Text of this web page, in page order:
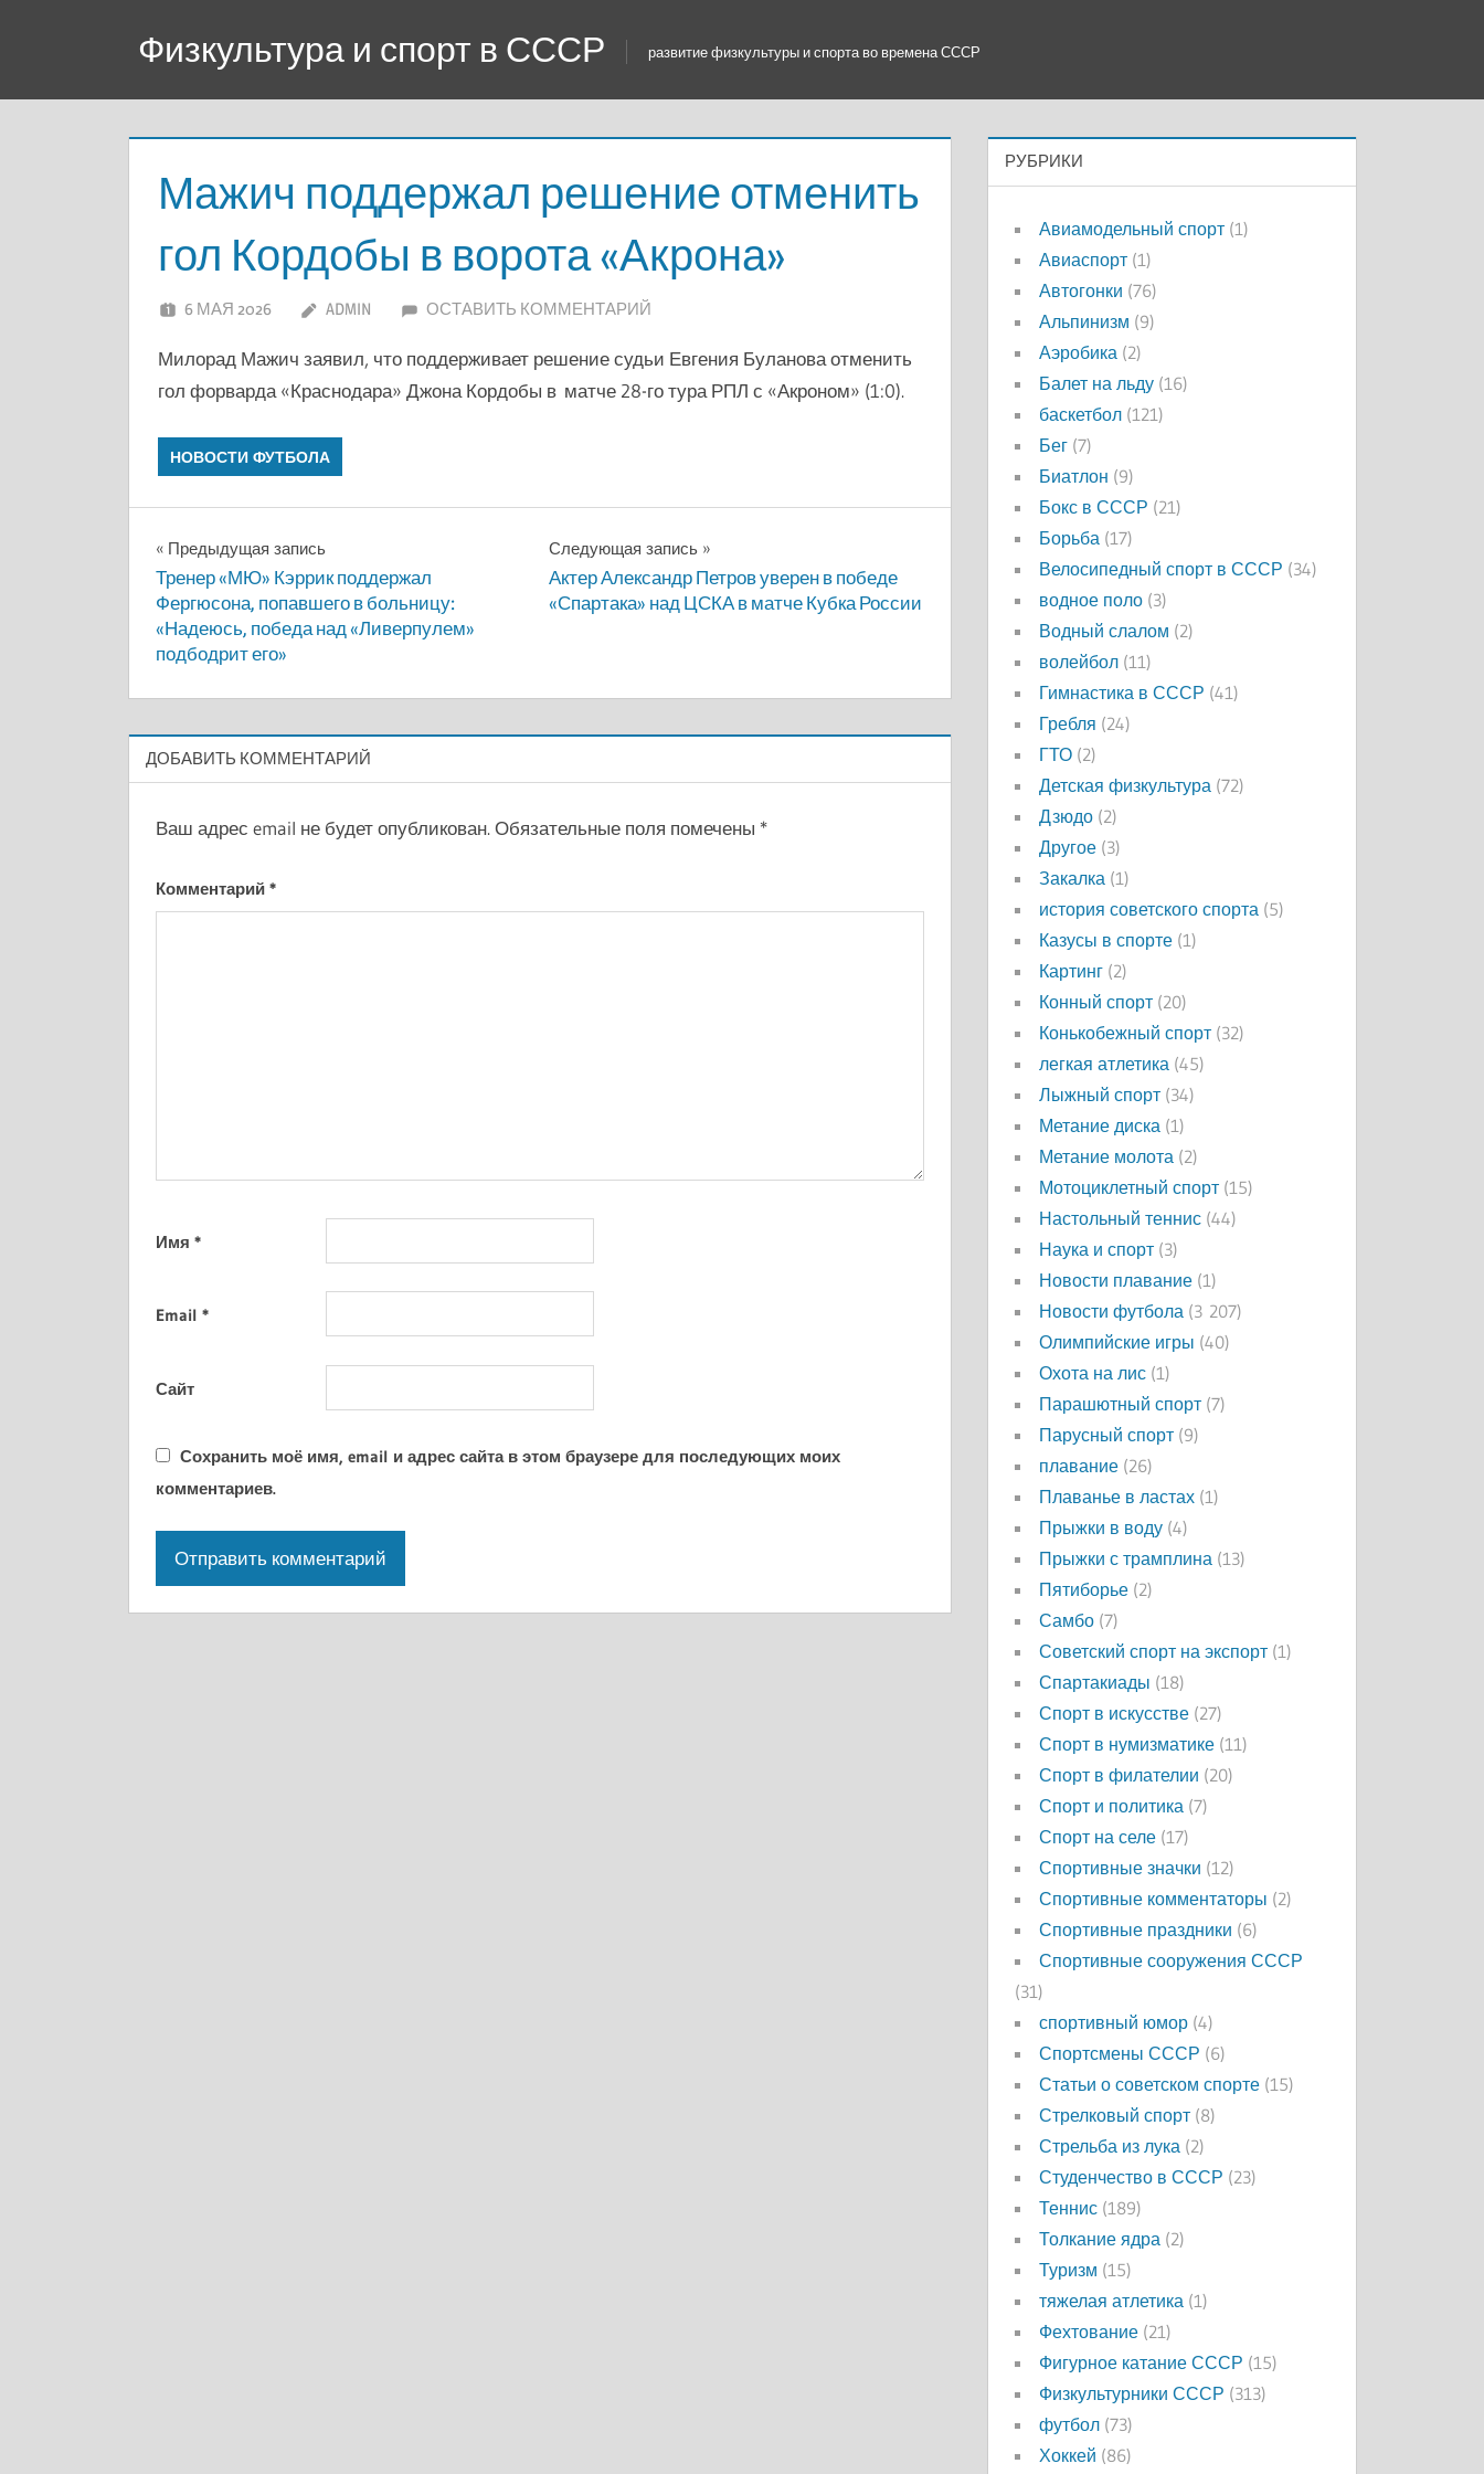
Физкультура и спорт в СССР развитие физкультуры и спорта во времена СССР
Мажич поддержал решение отменить
гол Кордобы в ворота «Акрона»
6 МАЯ 2026 ADMIN ОСТАВИТЬ КОММЕНТАРИЙ
Милорад Мажич заявил, что поддерживает решение судьи Евгения Буланова отменить
гол форварда «Краснодара» Джона Кордобы в матче 28-го тура РПЛ с «Акроном» (1:0).
НОВОСТИ ФУТБОЛА
Навигация
по
записям
Предыдущая запись
Тренер «МЮ» Кэррик поддержал
Фергюсона, попавшего в больницу:
«Надеюсь, победа над «Ливерпулем»
подбодрит его»
Следующая запись
Актер Александр Петров уверен в победе
«Спартака» над ЦСКА в матче Кубка России
ДОБАВИТЬ КОММЕНТАРИЙ
Ваш адрес email не будет опубликован.Обязательные поля помечены *
Комментарий *
Имя *
Email *
Сайт
Сохранить моё имя, email и адрес сайта в этом браузере для последующих моих
комментариев.
РУБРИКИ
Авиамодельный спорт (1)
Авиаспорт (1)
Автогонки (76)
Альпинизм (9)
Аэробика (2)
Балет на льду (16)
баскетбол (121)
Бег (7)
Биатлон (9)
Бокс в СССР (21)
Борьба (17)
Велосипедный спорт в СССР (34)
водное поло (3)
Водный слалом (2)
волейбол (11)
Гимнастика в СССР (41)
Гребля (24)
ГТО (2)
Детская физкультура (72)
Дзюдо (2)
Другое (3)
Закалка (1)
история советского спорта (5)
Казусы в спорте (1)
Картинг (2)
Конный спорт (20)
Конькобежный спорт (32)
легкая атлетика (45)
Лыжный спорт (34)
Метание диска (1)
Метание молота (2)
Мотоциклетный спорт (15)
Настольный теннис (44)
Наука и спорт (3)
Новости плавание (1)
Новости футбола (3 207)
Олимпийские игры (40)
Охота на лис (1)
Парашютный спорт (7)
Парусный спорт (9)
плавание (26)
Плаванье в ластах (1)
Прыжки в воду (4)
Прыжки с трамплина (13)
Пятиборье (2)
Самбо (7)
Советский спорт на экспорт (1)
Спартакиады (18)
Спорт в искусстве (27)
Спорт в нумизматике (11)
Спорт в филателии (20)
Спорт и политика (7)
Спорт на селе (17)
Спортивные значки (12)
Спортивные комментаторы (2)
Спортивные праздники (6)
Спортивные сооружения СССР
(31)
спортивный юмор (4)
Спортсмены СССР (6)
Статьи о советском спорте (15)
Стрелковый спорт (8)
Стрельба из лука (2)
Студенчество в СССР (23)
Теннис (189)
Толкание ядра (2)
Туризм (15)
тяжелая атлетика (1)
Фехтование (21)
Фигурное катание СССР (15)
Физкультурники СССР (313)
футбол (73)
Хоккей (86)